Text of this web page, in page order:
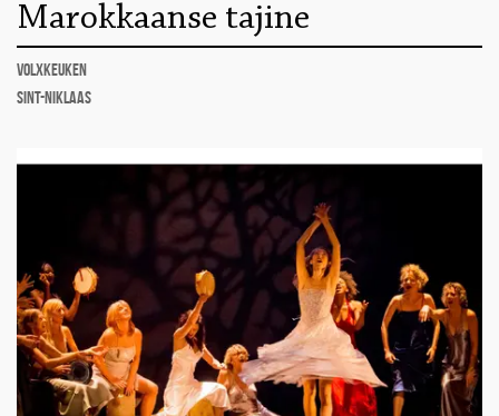
Marokkaanse tajine
Volxkeuken
Sint-Niklaas